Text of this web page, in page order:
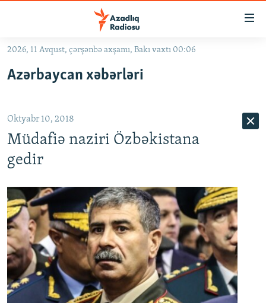
Əsas
qayıt
qayıt
Axtarışa
#ƏSLINDƏ
QANUNI DOĞRU
ARAŞDIRMA
MULTIMEDIA
VIDEO
FOTOQALEREYA
İNFOQRAFIKA
KARIKATURA
RADIO ARXIV
OXU ZALI
AZƏRBAYCAN ƏDƏBIYYATI KITABXANASI
İSLAM VƏ DEMOKRATIYA
HAQQIMIZDA
MISSIYAMIZ
PEŞƏ ETIKASI VƏ JURNALISTIKA STANDARTLARIMIZ
BIZI IZLƏ
2026, 11 Avqust, çərşənbə axşamı, Bakı vaxtı 00:06
Azərbaycan xəbərləri
Oktyabr 10, 2018
Müdafiə naziri Özbəkistana
gedir